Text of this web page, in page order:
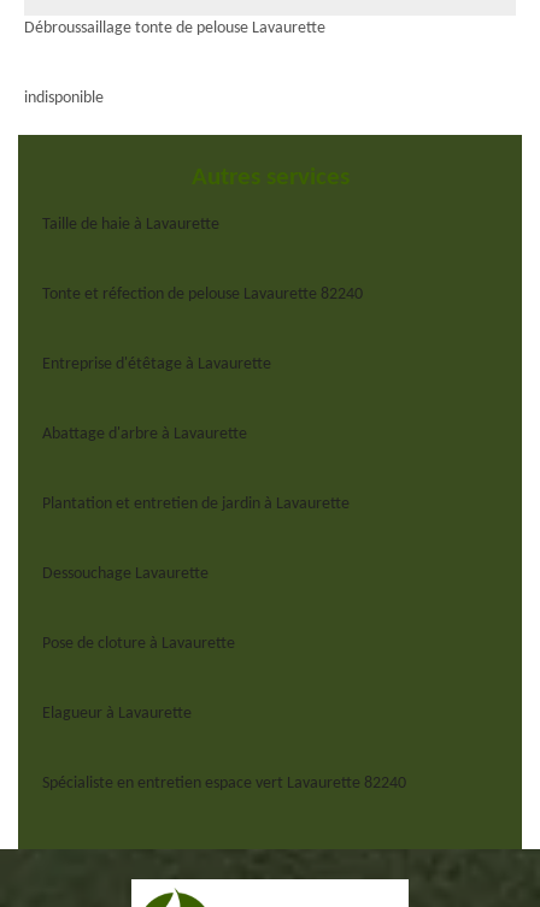
Débroussaillage tonte de pelouse Lavaurette
indisponible
Autres services
Taille de haie à Lavaurette
Tonte et réfection de pelouse Lavaurette 82240
Entreprise d'étêtage à Lavaurette
Abattage d'arbre à Lavaurette
Plantation et entretien de jardin à Lavaurette
Dessouchage Lavaurette
Pose de cloture à Lavaurette
Elagueur à Lavaurette
Spécialiste en entretien espace vert Lavaurette 82240